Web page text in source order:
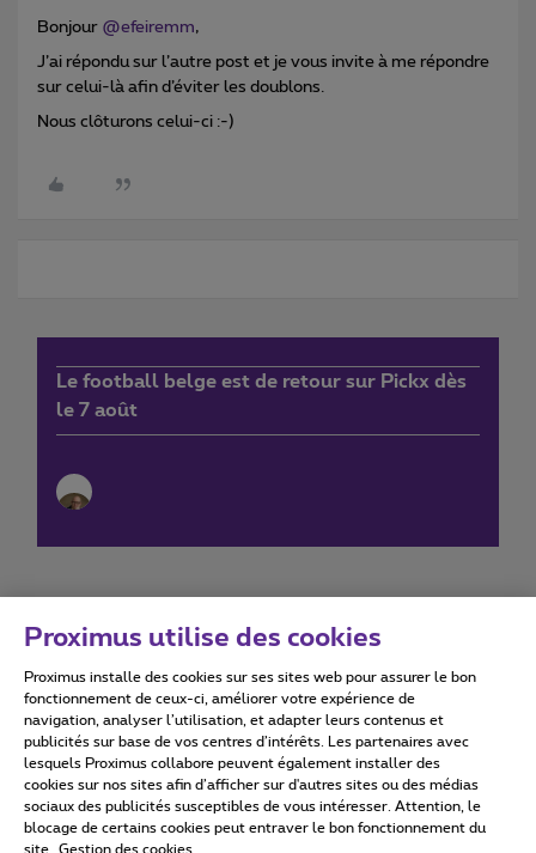
Bonjour @efeiremm,
J’ai répondu sur l’autre post et je vous invite à me répondre
sur celui-là afin d’éviter les doublons.
Nous clôturons celui-ci :-)
Le football belge est de retour sur Pickx dès
le 7 août
Conditions d'utilisation Accessibility statement
Tous droits réservés. © 2026
Proximus utilise des cookies
Proximus installe des cookies sur ses sites web pour assurer le bon
fonctionnement de ceux-ci, améliorer votre expérience de
navigation, analyser l’utilisation, et adapter leurs contenus et
publicités sur base de vos centres d’intérêts. Les partenaires avec
lesquels Proximus collabore peuvent également installer des
cookies sur nos sites afin d’afficher sur d'autres sites ou des médias
sociaux des publicités susceptibles de vous intéresser. Attention, le
blocage de certains cookies peut entraver le bon fonctionnement du
site.
Gestion des cookies